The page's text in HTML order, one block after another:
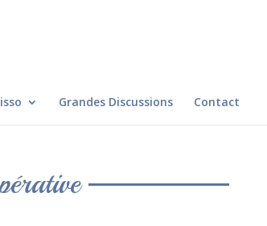
Grandes Discussions Contact